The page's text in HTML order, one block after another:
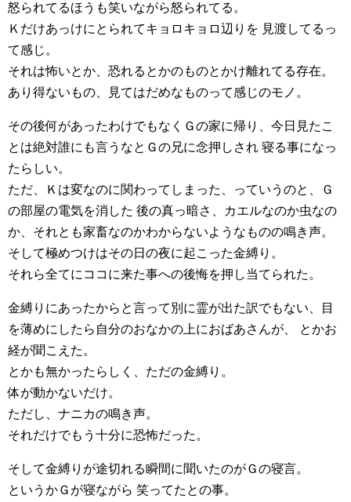
怒られてるほうも笑いながら怒られてる。
Ｋだけあっけにとられてキョロキョロ辺りを 見渡してるっ
て感じ。
それは怖いとか、恐れるとかのものとかけ離れてる存在。
あり得ないもの、見てはだめなものって感じのモノ。
その後何があったわけでもなくＧの家に帰り、今日見たこ
とは絶対誰にも言うなとＧの兄に念押しされ 寝る事になっ
たらしい。
ただ、Ｋは変なのに関わってしまった、っていうのと、Ｇ
の部屋の電気を消した 後の真っ暗さ、カエルなのか虫なの
か、それとも家畜なのかわからないようなものの鳴き声。
そして極めつけはその日の夜に起こった金縛り。
それら全てにココに来た事への後悔を押し当てられた。
金縛りにあったからと言って別に霊が出た訳でもない、目
を薄めにしたら自分のおなかの上におばあさんが、 とかお
経が聞こえた。
とかも無かったらしく、ただの金縛り。
体が動かないだけ。
ただし、ナニカの鳴き声。
それだけでもう十分に恐怖だった。
そして金縛りが途切れる瞬間に聞いたのがＧの寝言。
というかＧが寝ながら 笑ってたとの事。